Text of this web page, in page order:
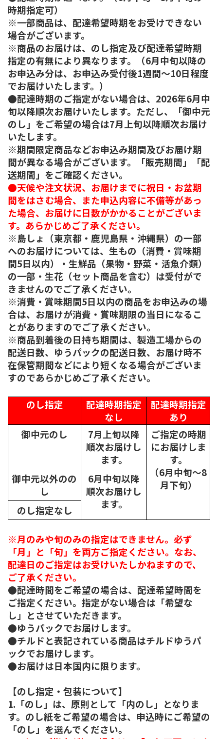
時期指定可）
※一部商品は、配達希望時期をお受けできない
場合がございます。
※商品のお届けは、のし指定及び配達希望時期
指定の有無により異なります。（6月中旬以降の
お申込み分は、お申込み受付後1週間～10日程度
でお届けいたします。）
●配達時期のご指定がない場合は、2026年6月中
旬以降順次お届けいたします。ただし、「御中元
のし」をご希望の場合は7月上旬以降順次お届け
いたします。
※期間限定商品などお申込み期間及びお届け期
間が異なる場合がございます。「販売期間」「配
送期間」をご確認ください。
●天候や注文状況、お届けまでに祝日・お盆期
間をはさむ場合、また申込内容に不備等があっ
た場合、お届けに日数がかかることがございま
す。あらかじめご了承ください。
※島しょ（東京都・鹿児島県・沖縄県）の一部
へのお届けについては、生もの（消費・賞味期
間5日以内）・生鮮品（果物・野菜・活魚介類）
の一部・生花（セット商品を含む）は受付がで
きませんのでご了承ください。
※消費・賞味期間5日以内の商品をお申込みの場
合は、お届けが消費・賞味期限の当日になるこ
とがありますのでご了承ください。
※商品到着後の日持ち期間は、製造工場からの
配送日数、ゆうパックの配送日数、お届け時不
在保管期間などにより短くなる場合がございま
すのであらかじめご了承ください。
のし指定
配達時期指定
なし
配達時期指定
あり
御中元のし
7月上旬以降
順次お届けし
ます。
ご指定の時期
にお届けしま
す。
（6月中旬～8
月下旬）
御中元以外のの
し
6月中旬以降
順次お届けし
ます。
のし指定なし
※月のみや旬のみの指定はできません。必ず
「月」と「旬」を両方ご指定ください。なお、
配達日のご指定はお受けいたしかねますので、
ご了承ください。
●配達時間をご希望の場合は、配達希望時間を
ご指定ください。指定がない場合は「希望な
し」とさせていただきます。
●ゆうパックでお届けします。
●チルドと表記されている商品はチルドゆうパ
ックでお届けします。
●お届けは日本国内に限ります。
【のし指定・包装について】
1.「のし」は、原則として「内のし」となりま
す。のし紙をご希望の場合は、申込時にご希望の
「のし」を選んでください。